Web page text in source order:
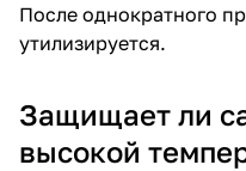
После однократного
утилизируется.
Защищает ли
высокой